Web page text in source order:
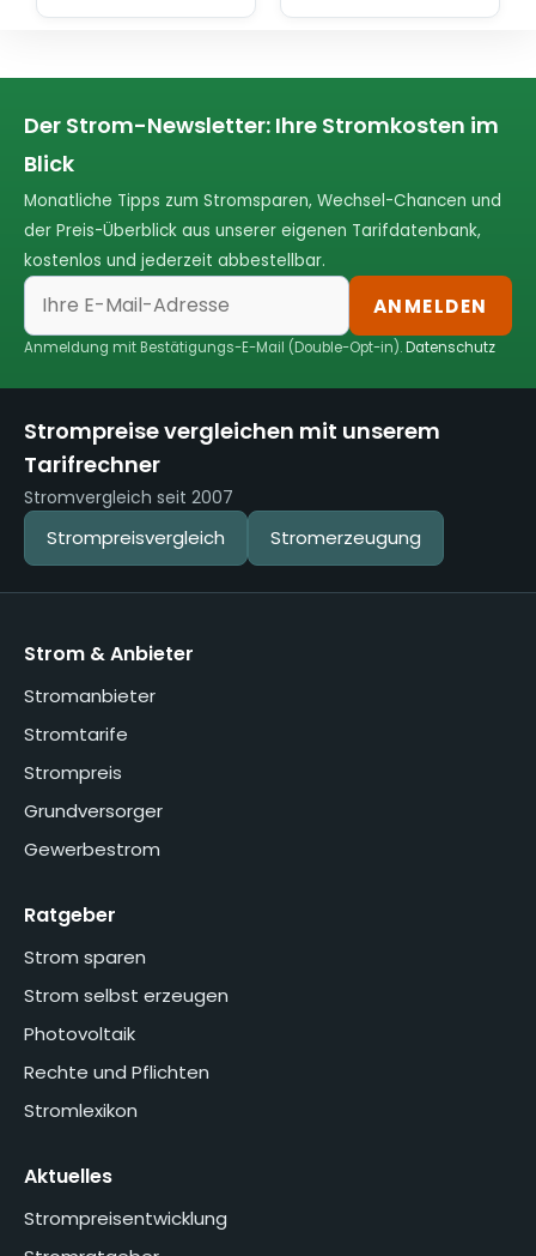
Der Strom-Newsletter: Ihre Stromkosten im
Blick
Monatliche Tipps zum Stromsparen, Wechsel-Chancen und
der Preis-Überblick aus unserer eigenen Tarifdatenbank,
kostenlos und jederzeit abbestellbar.
ANMELDEN
Anmeldung mit Bestätigungs-E-Mail (Double-Opt-in).Datenschutz
Strompreise vergleichen mit unserem
Tarifrechner
Stromvergleich seit 2007
Strompreisvergleich Stromerzeugung
Strom & Anbieter
Stromanbieter
Stromtarife
Strompreis
Grundversorger
Gewerbestrom
Ratgeber
Strom sparen
Strom selbst erzeugen
Photovoltaik
Rechte und Pflichten
Stromlexikon
Aktuelles
Strompreisentwicklung